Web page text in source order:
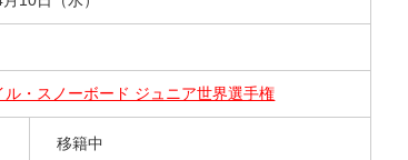
・スノーボード ジュニア世界選手権
移籍中